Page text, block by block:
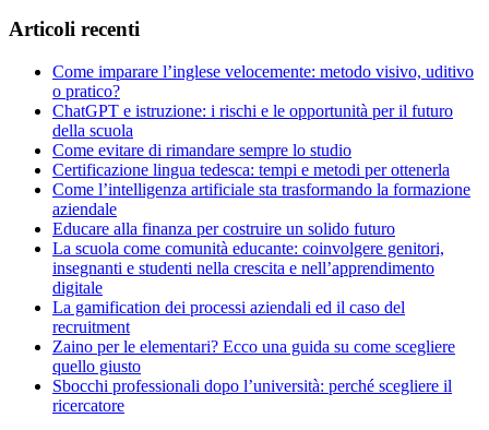
Articoli recenti
Come imparare l’inglese velocemente: metodo visivo, uditivo
o pratico?
ChatGPT e istruzione: ​i rischi e le opportunità per il futuro
della scuola
Come evitare di rimandare sempre lo studio
Certificazione lingua tedesca: tempi e metodi per ottenerla
Come l’intelligenza artificiale sta trasformando la formazione
aziendale
Educare alla finanza per costruire un solido futuro
La scuola come comunità educante: coinvolgere genitori,
insegnanti e studenti nella crescita e nell’apprendimento
digitale
La gamification dei processi aziendali ed il caso del
recruitment
Zaino per le elementari? Ecco una guida su come scegliere
quello giusto
Sbocchi professionali dopo l’università: perché scegliere il
ricercatore